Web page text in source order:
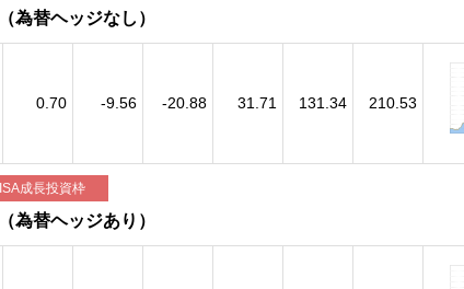
為替ヘッジなし）
0.70 -9.56 -20.88 31.71 131.34 210.53
成長投資枠
為替ヘッジあり）